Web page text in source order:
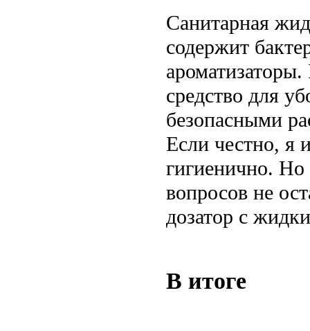
Санитарная
содержит
ароматизаторы.
средство для
безопасными
Если честно, я
гигиенично.
вопросов не
дозатор с
В итоге